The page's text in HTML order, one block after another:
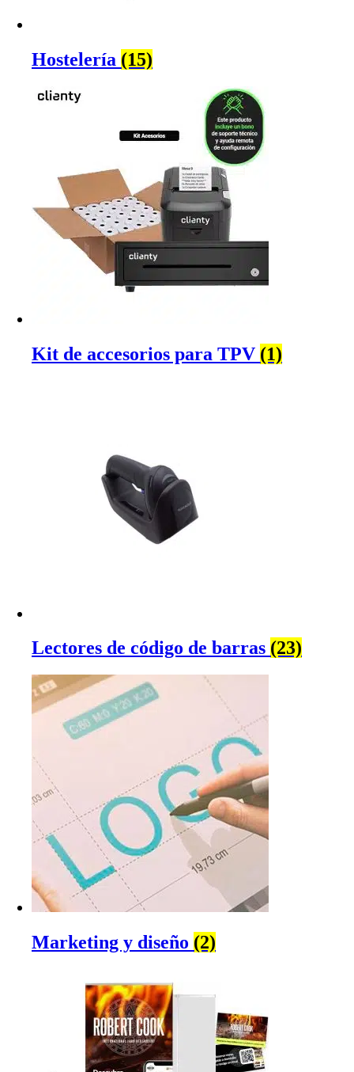
Hostelería (15)
Kit de accesorios para TPV (1)
Lectores de código de barras (23)
Marketing y diseño (2)